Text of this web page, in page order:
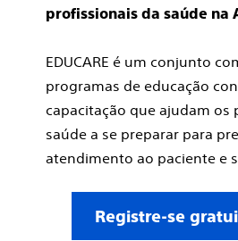
profissionais da saúde na
EDUCARE é um conjunto
programas de educação
capacitação que ajudam os
saúde a se preparar para
atendimento ao paciente e
Registre-se